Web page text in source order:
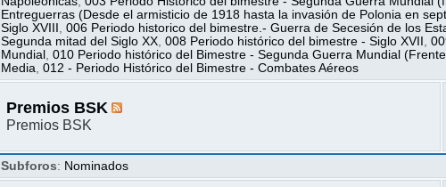
Entreguerras (Desde el armisticio de 1918 hasta la invasión de Polonia en
Siglo XVIII
,006 Periodo historico del bimestre.- Guerra de Secesión de los
Segunda mitad del Siglo XX ,008 Periodo histórico del bimestre - Siglo XVII ,
Mundial
,010 Periodo histórico del Bimestre - Segunda Guerra Mundial
Media ,012 - Periodo Histórico del Bimestre - Combates Aéreos
Premios BSK
Premios BSK
Subforos: Nominados